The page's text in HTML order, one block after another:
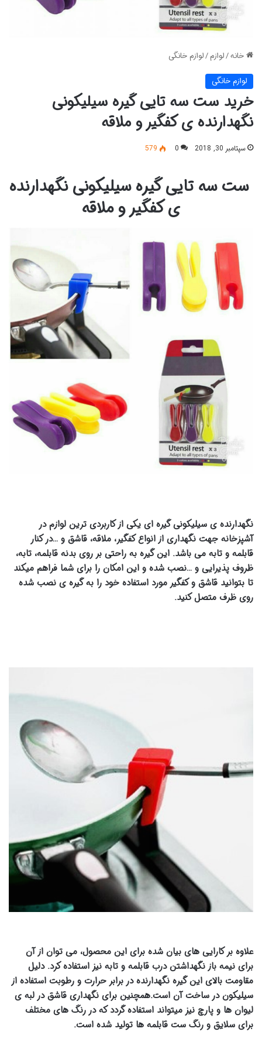
خانه/لوازم/لوازم خانگی
لوازم خانگی
خرید ست سه تایی گیره سیلیکونی
نگهدارنده ی کفگیر و ملاقه
سپتامبر 30, 2018 0
579
ست سه تایی گیره سیلیکونی نگهدارنده
ی کفگیر و ملاقه
نگهدارنده ی سیلیکونی گیره ای یکی از کاربردی ترین لوازم در
آشپزخانه جهت نگهداری از انواع کفگیر، ملاقه، قاشق و …در کنار
قابلمه و تابه می باشد. این گیره به راحتی بر روی بدنه قابلمه، تابه،
ظروف پذیرایی و …نصب شده و این امکان را برای شما فراهم میکند
تا بتوانید قاشق و کفگیر مورد استفاده خود را به گیره ی نصب شده
روی ظرف متصل کنید.
علاوه بر کارایی های بیان شده برای این محصول، می توان از آن
برای نیمه باز نگهداشتن درب قابلمه و تابه نیز استفاده کرد. دلیل
مقاومت بالای این گیره نگهدارنده در برابر حرارت و رطوبت استفاده از
سیلیکون در ساخت آن است.همچنین برای نگهداری قاشق در لبه ی
لیوان ها و پارچ نیز میتواند استفاده گردد که در رنگ های مختلف
برای سلایق و رنگ ست قابلمه ها تولید شده است.